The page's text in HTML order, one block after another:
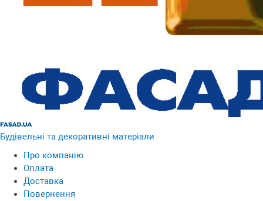
Будівельні та декоративні матеріали
Про компанію
Оплата
Доставка
Повернення